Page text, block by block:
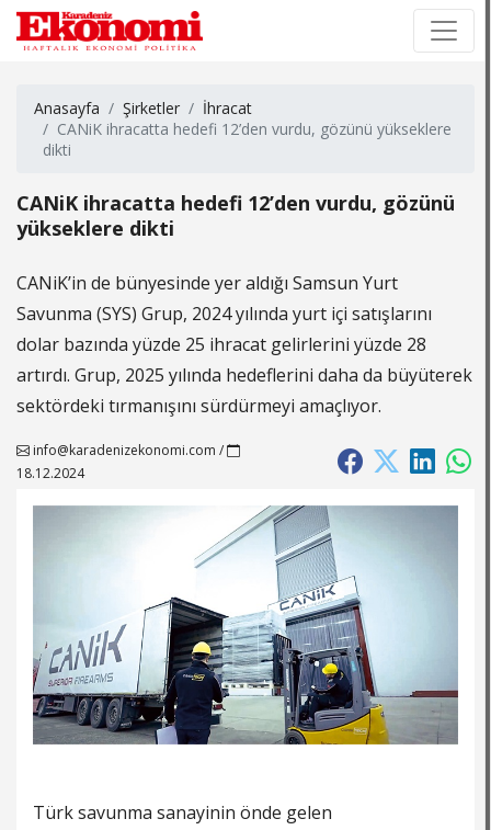
Anasayfa Şirketler
İhracat
CANiK ihracatta hedefi 12’den vurdu, gözünü yükseklere
dikti
CANiK ihracatta hedefi 12’den vurdu, gözünü
yükseklere dikti
CANiK’in de bünyesinde yer aldığı Samsun Yurt
Savunma (SYS) Grup, 2024 yılında yurt içi satışlarını
dolar bazında yüzde 25 ihracat gelirlerini yüzde 28
artırdı. Grup, 2025 yılında hedeflerini daha da büyüterek
sektördeki tırmanışını sürdürmeyi amaçlıyor.
info@karadenizekonomi.com /
18.12.2024
Türk savunma sanayinin önde gelen
×
×